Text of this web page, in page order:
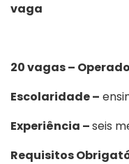
vaga
20 vagas –
Escolaridade –
Experiência –seis
Requisitos